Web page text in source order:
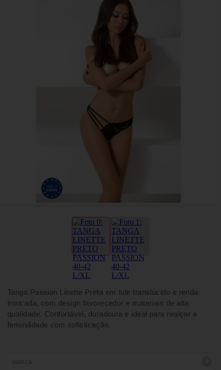
Tanga Passion Linette Preta em tule translúcido e renda
intricada, com design favorecedor e materiais de alta
qualidade. Confortável, duradoura e ideal para realçar a
feminilidade com sofisticação.